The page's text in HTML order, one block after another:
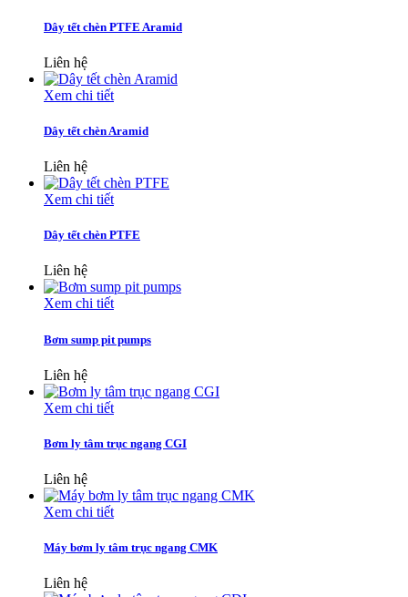
Dây tết chèn PTFE Aramid
Liên hệ
Xem chi tiết
Dây tết chèn Aramid
Liên hệ
Xem chi tiết
Dây tết chèn PTFE
Liên hệ
Xem chi tiết
Bơm sump pit pumps
Liên hệ
Xem chi tiết
Bơm ly tâm trục ngang CGI
Liên hệ
Xem chi tiết
Máy bơm ly tâm trục ngang CMK
Liên hệ